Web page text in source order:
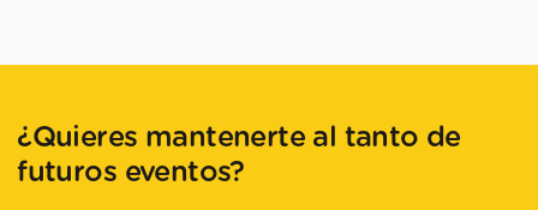
¿Quieres mantenerte al tanto de
futuros eventos?